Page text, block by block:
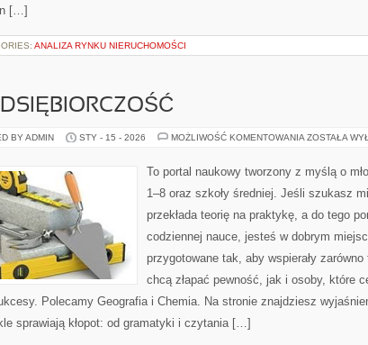
[…]
ANALIZA RYNKU NIERUCHOMOŚCI
BY ADMIN STY - 15 - 2026 MOŻLIWOŚĆ KOMENTOWANIA ZOSTAŁA
To portal naukowy tworzony z myślą o
1–8 oraz szkoły średniej. Jeśli szukasz
przekłada teorię na praktykę, a do tego
codziennej nauce, jesteś w dobrym
przygotowane tak, aby wspierały
chcą złapać pewność, jak i osoby, które
Polecamy Geografia i Chemia. Na stronie znajdziesz
sprawiają kłopot: od gramatyki i czytania […]